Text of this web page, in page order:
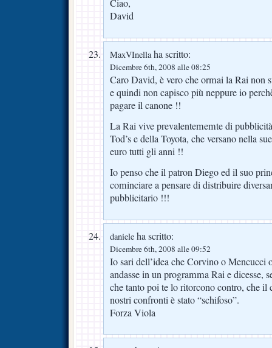
Ciao,
David
MaxVInellaha scritto:
Dicembre 6th, 2008 alle 08:25
Caro David, è vero che ormai la Rai non
e quindi non capisco più neppure io
pagare il canone !!
La Rai vive prevalentememte di
Tod’s e della Toyota, che versano nella
euro tutti gli anni !!
Io penso che il patron Diego ed il suo
cominciare a pensare di distribuire
pubblicitario !!!
daniele ha scritto:
Dicembre 6th, 2008 alle 09:52
Io sari dell’idea che Corvino o Mencucci
andasse in un programma Rai e dicesse,
che tanto poi te lo ritorcono contro, che il
nostri confronti è stato “schifoso”.
Forza Viola